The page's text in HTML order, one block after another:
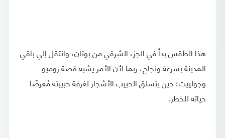
هذا الطقس بدأ في الجزء الشرقي من بوتان، وانتقل إلي باقي
المدينة بسرعة ونجاح، ربما لأن الأمر يشبه قصة روميو
وجولييت؛ حين يتسلق الحبيب الأشجار لغرفة حبيبته مُعرضًا
حياته للخطر.